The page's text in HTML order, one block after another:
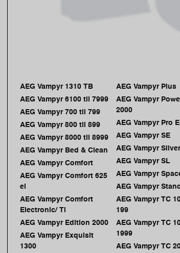
AEG Vampyr 1310 TB
AEG Vampyr 6100 til 7999
AEG Vampyr 700 til 799
AEG Vampyr 800 til 899
AEG Vampyr 8000 til 8999
AEG Vampyr Bed & Clean
AEG Vampyr Comfort
AEG Vampyr Comfort 625
el
AEG Vampyr Comfort
Electronic/ Ti
AEG Vampyr Edition 2000
AEG Vampyr Exquisit
1300
AEG Vampyr Plus
AEG Vampyr
2000
AEG Vampyr Pro
AEG Vampyr SE
AEG Vampyr
AEG Vampyr SL
AEG Vampyr
AEG Vampyr
AEG Vampyr TC
199
AEG Vampyr TC
1999
AEG Vampyr TC